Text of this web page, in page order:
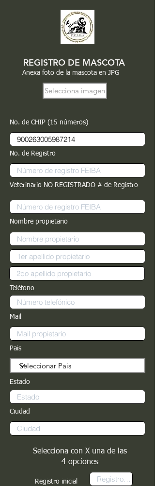
REGISTRO DE MASCOTA
Anexa foto de la mascota en JPG
Selecciona imagen
No. de CHIP (15 números)
No. de Registro
Veterinario NO REGISTRADO # de Registro
Nombre propietario
Teléfono
Mail
Pais
Estado
Ciudad
Registro inicial
Selecciona con X una de las
4 opciones